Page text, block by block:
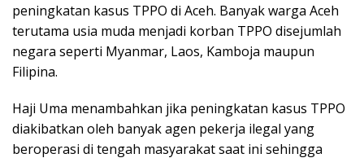
peningkatan kasus TPPO di Aceh. Banyak warga Aceh
terutama usia muda menjadi korban TPPO disejumlah
negara seperti Myanmar, Laos, Kamboja maupun
Filipina.
Haji Uma menambahkan jika peningkatan kasus TPPO
diakibatkan oleh banyak agen pekerja ilegal yang
beroperasi di tengah masyarakat saat ini sehingga